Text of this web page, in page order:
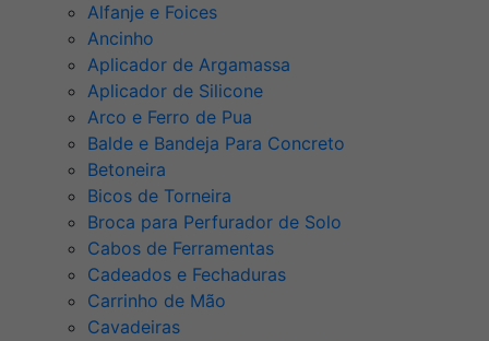
Alfanje e Foices
Ancinho
Aplicador de Argamassa
Aplicador de Silicone
Arco e Ferro de Pua
Balde e Bandeja Para Concreto
Betoneira
Bicos de Torneira
Broca para Perfurador de Solo
Cabos de Ferramentas
Cadeados e Fechaduras
Carrinho de Mão
Cavadeiras